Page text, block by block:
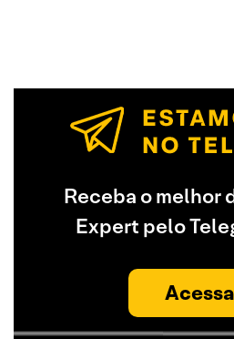
Receba o melhor
Expert pelo